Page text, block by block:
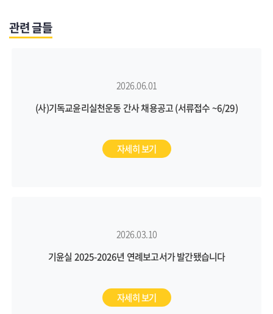
관련 글들
2026.06.01
(사)기독교윤리실천운동 간사 채용공고 (서류접수 ~6/29)
자세히 보기
2026.03.10
기윤실 2025-2026년 연례보고서가 발간됐습니다
자세히 보기